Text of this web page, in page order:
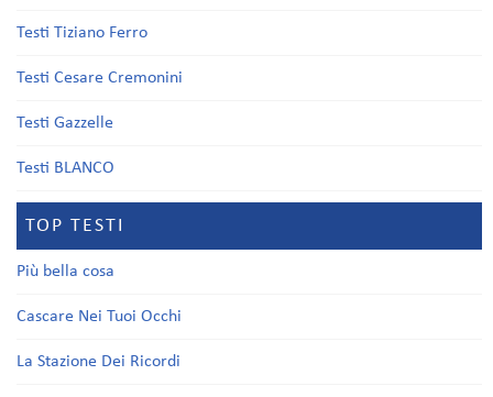
Testi Tiziano Ferro
Testi Cesare Cremonini
Testi Gazzelle
Testi BLANCO
TOP TESTI
Più bella cosa
Cascare Nei Tuoi Occhi
La Stazione Dei Ricordi